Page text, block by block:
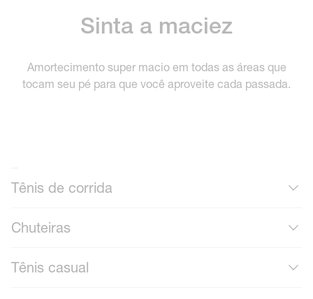
Sinta a maciez
Amortecimento super macio em todas as áreas que
tocam seu pé para que você aproveite cada passada.
Tênis de corrida
Chuteiras
Tênis casual